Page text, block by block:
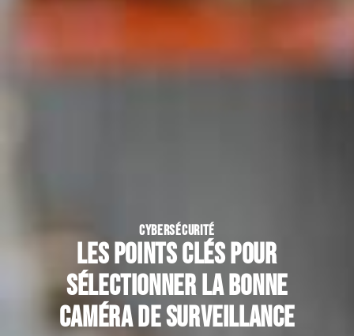
CYBERSÉCURITÉ
Les points clés pour
sélectionner la bonne
caméra de surveillance